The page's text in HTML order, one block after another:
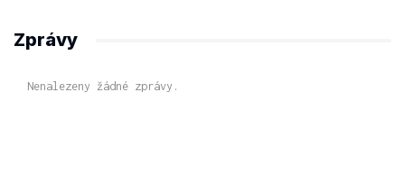
Zprávy
Nenalezeny žádné zprávy.